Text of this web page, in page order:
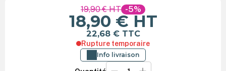
19,90 €HT -5%
18,90 €HT
22,68 € TTC
Rupture temporaire
Info livraison